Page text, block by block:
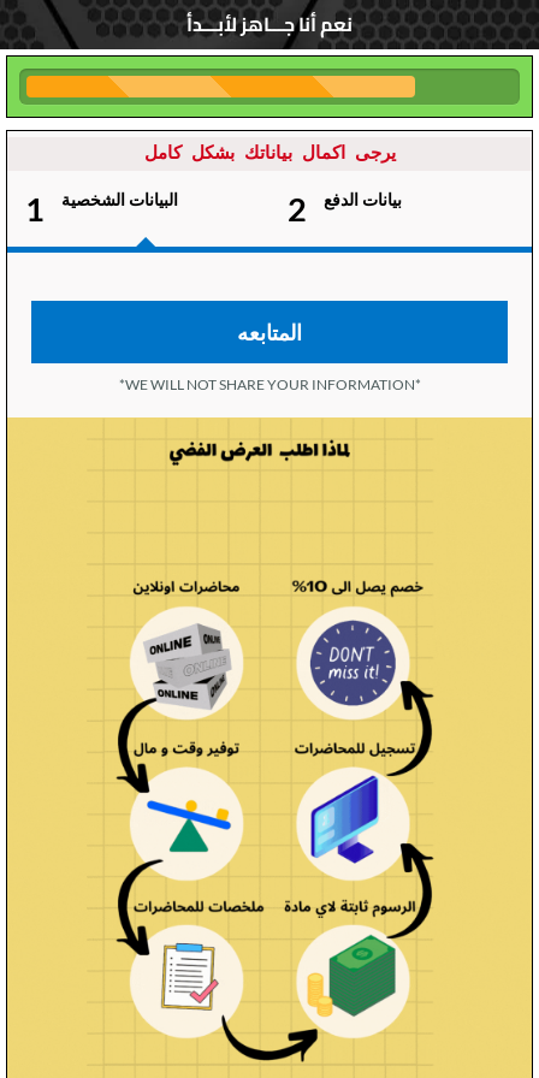
نعم أنا جـــاهز لأبـــدأ
يرجى اكمال بياناتك بشكل كامل
1 البيانات الشخصية 2 بيانات الدفع
المتابعه
*WE WILL NOT SHARE YOUR INFORMATION*